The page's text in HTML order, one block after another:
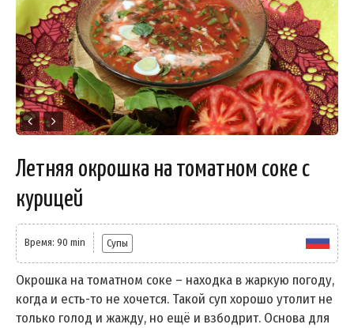
Летняя окрошка на томатном соке с
курицей
Время: 90 min Супы
Окрошка на томатном соке – находка в жаркую погоду,
когда и есть-то не хочется. Такой суп хорошо утолит не
только голод и жажду, но ещё и взбодрит. Основа для